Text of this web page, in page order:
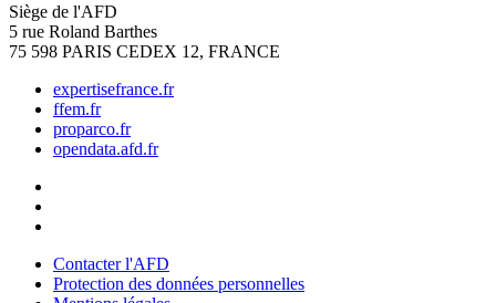
Siège de l'AFD
5 rue Roland Barthes
75 598 PARIS CEDEX 12, FRANCE
expertisefrance.fr
ffem.fr
proparco.fr
opendata.afd.fr
Contacter l'AFD
Protection des données personnelles